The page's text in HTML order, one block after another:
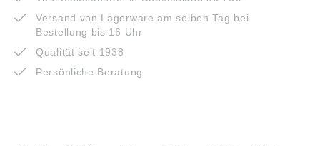
Versand von Lagerware am selben Tag bei
Bestellung bis 16 Uhr
Qualität seit 1938
Persönliche Beratung